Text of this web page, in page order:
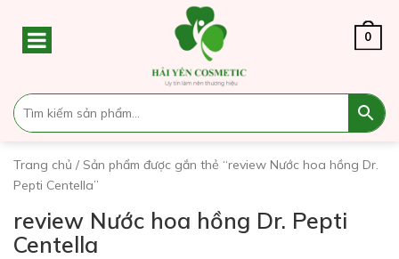
0
Trang chủ / Sản phẩm được gắn thẻ “review Nước hoa hồng Dr.
Pepti Centella”
review Nước hoa hồng Dr. Pepti
Centella